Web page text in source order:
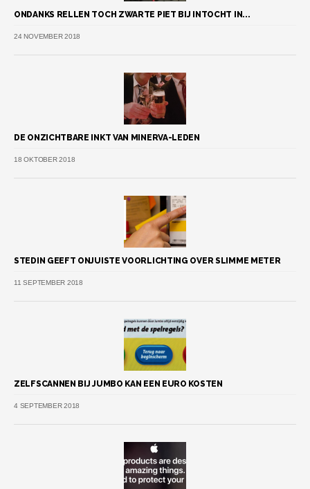
ONDANKS RELLEN TOCH ZWARTE PIET BIJ INTOCHT IN...
24 NOVEMBER 2018
DE ONZICHTBARE INKT VAN MINERVA-LEDEN
18 OKTOBER 2018
STEDIN GEEFT ONJUISTE VOORLICHTING OVER SLIMME METER
11 SEPTEMBER 2018
ZELFSCANNEN BIJ JUMBO KAN EEN EURO KOSTEN
4 SEPTEMBER 2018